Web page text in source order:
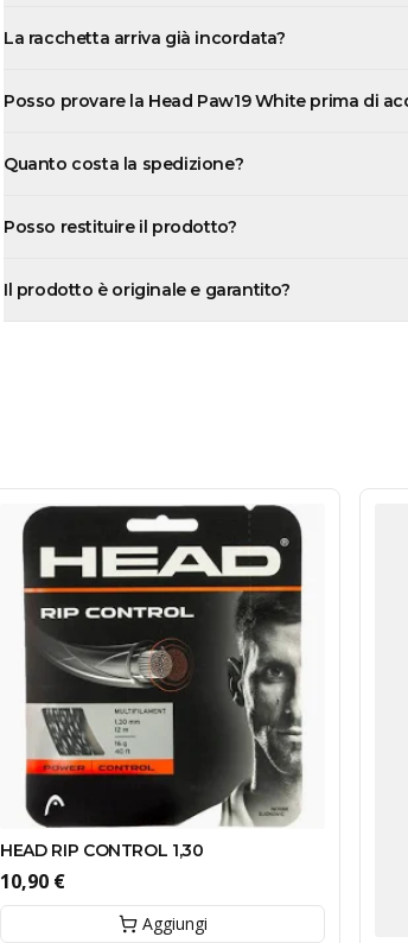
La racchetta arriva già incordata?
Posso provare la Head Paw19 White prima di
Quanto costa la spedizione?
Posso restituire il prodotto?
Il prodotto è originale e garantito?
HEAD RIP CONTROL 1,30
10,90 €
Aggiungi